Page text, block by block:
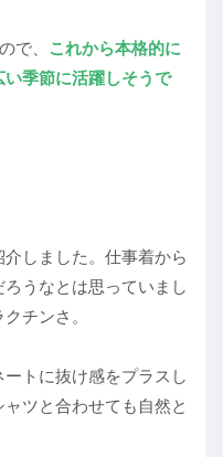
で、 これから本格的に
季節に活躍しそうで
しました。仕事着から
うなとは思っていまし
チンさ。
トに抜け感をプラスし
ツと合わせても自然と